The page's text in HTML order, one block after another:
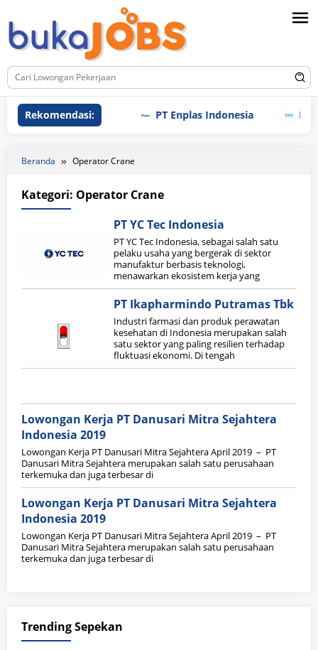
ke
konten
Rekomendasi: PT Enplas Indonesia PT
Beranda Operator Crane
Kategori: Operator Crane
PT YC Tec Indonesia
PT YC Tec Indonesia, sebagai salah satu
pelaku usaha yang bergerak di sektor
manufaktur berbasis teknologi,
menawarkan ekosistem kerja yang
PT Ikapharmindo Putramas Tbk
Industri farmasi dan produk perawatan
kesehatan di Indonesia merupakan salah
satu sektor yang paling resilien terhadap
fluktuasi ekonomi. Di tengah
Lowongan Kerja PT Danusari Mitra Sejahtera
Indonesia 2019
Lowongan Kerja PT Danusari Mitra Sejahtera April 2019 – PT
Danusari Mitra Sejahtera merupakan salah satu perusahaan
terkemuka dan juga terbesar di
Lowongan Kerja PT Danusari Mitra Sejahtera
Indonesia 2019
Lowongan Kerja PT Danusari Mitra Sejahtera April 2019 – PT
Danusari Mitra Sejahtera merupakan salah satu perusahaan
terkemuka dan juga terbesar di
Trending Sepekan